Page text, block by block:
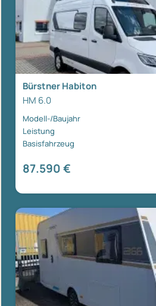
Bürstner Habiton
HM 6.0
Modell-/Baujahr
Leistung
Basisfahrzeug
87.590 €